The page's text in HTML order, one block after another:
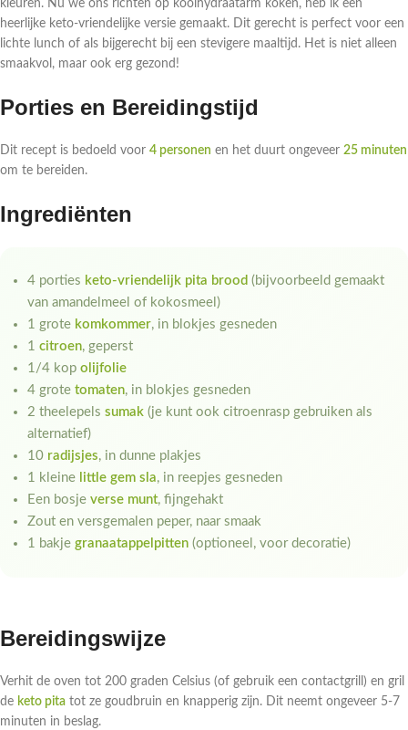
kleuren. Nu we ons richten op koolhydraatarm koken, heb ik een
heerlijke keto-vriendelijke versie gemaakt. Dit gerecht is perfect voor een
lichte lunch of als bijgerecht bij een stevigere maaltijd. Het is niet alleen
smaakvol, maar ook erg gezond!
Porties en Bereidingstijd
Dit recept is bedoeld voor 4 personen en het duurt ongeveer 25 minuten
om te bereiden.
Ingrediënten
4 porties keto-vriendelijk pita brood (bijvoorbeeld gemaakt
van amandelmeel of kokosmeel)
1 grote komkommer, in blokjes gesneden
1 citroen, geperst
1/4 kop olijfolie
4 grote tomaten, in blokjes gesneden
2 theelepels sumak (je kunt ook citroenrasp gebruiken als
alternatief)
10 radijsjes, in dunne plakjes
1 kleine little gem sla, in reepjes gesneden
Een bosje verse munt, fijngehakt
Zout en versgemalen peper, naar smaak
1 bakje granaatappelpitten (optioneel, voor decoratie)
Bereidingswijze
Verhit de oven tot 200 graden Celsius (of gebruik een contactgrill) en gril
de keto pita tot ze goudbruin en knapperig zijn. Dit neemt ongeveer 5-7
minuten in beslag.